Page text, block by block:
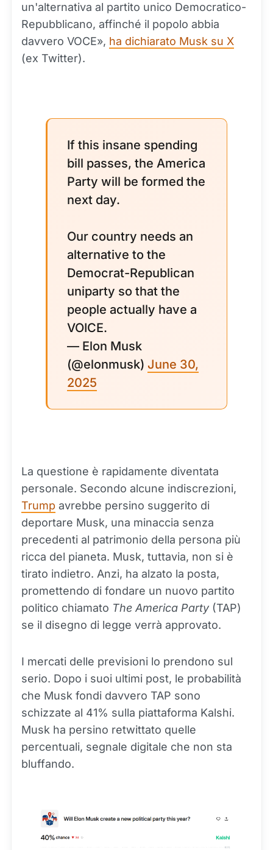
un'alternativa al partito unico Democratico-
Repubblicano, affinché il popolo abbia
davvero VOCE», ha dichiarato Musk su X
(ex Twitter).
If this insane spending
bill passes, the America
Party will be formed the
next day.
Our country needs an
alternative to the
Democrat-Republican
uniparty so that the
people actually have a
VOICE.
— Elon Musk
(@elonmusk) June 30,
2025
La questione è rapidamente diventata
personale. Secondo alcune indiscrezioni,
Trump avrebbe persino suggerito di
deportare Musk, una minaccia senza
precedenti al patrimonio della persona più
ricca del pianeta. Musk, tuttavia, non si è
tirato indietro. Anzi, ha alzato la posta,
promettendo di fondare un nuovo partito
politico chiamato The America Party(TAP)
se il disegno di legge verrà approvato.
I mercati delle previsioni lo prendono sul
serio. Dopo i suoi ultimi post, le probabilità
che Musk fondi davvero TAP sono
schizzate al 41% sulla piattaforma Kalshi.
Musk ha persino retwittato quelle
percentuali, segnale digitale che non sta
bluffando.